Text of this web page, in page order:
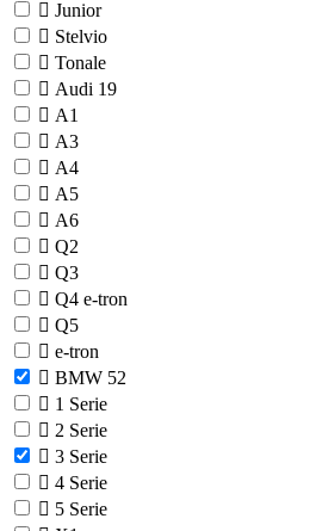
Junior
Stelvio
Tonale
Audi 19
A1
A3
A4
A5
A6
Q2
Q3
Q4 e-tron
Q5
e-tron
BMW 52
1 Serie
2 Serie
3 Serie
4 Serie
5 Serie